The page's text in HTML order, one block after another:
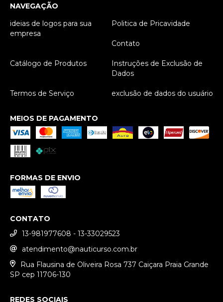
NAVEGAÇÃO
ideias de logos para sua
empresa
Politica de Pricavidade
Contato
Catálogo de Produtos
Instruções de Exclusão de
Dados
Termos de Serviço exclusão de dados do usuário
MEIOS DE PAGAMENTO
FORMAS DE ENVIO
CONTATO
13-981977608 - 13-33029523
atendimento@nauticurso.com.br
Rua Flausina de Oliveira Rosa 737 Caiçara Praia Grande
SP cep 11706-130
REDES SOCIAIS